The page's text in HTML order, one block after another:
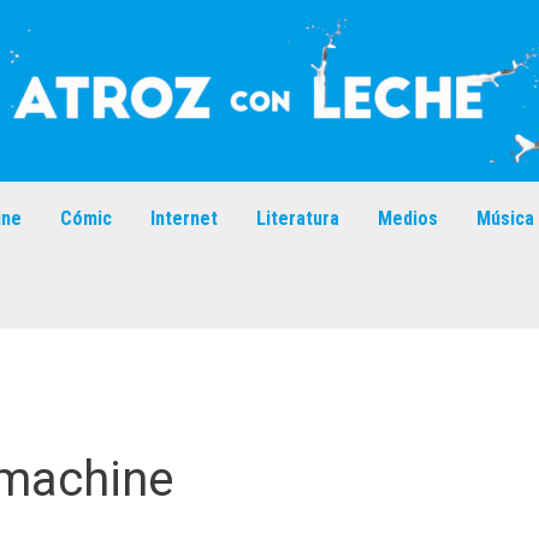
Cómic Internet Literatura Medios Música